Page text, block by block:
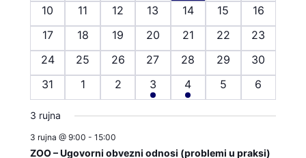
0
događaji
10
0
događaji
11
0
događaji
12
0
događaji
13
0
događaji
14
0
događaji
15
0
događaji
16
0
događaji
17
0
događaji
18
0
događaji
19
0
događaji
20
0
događaji
21
0
događaji
22
0
događaji
23
0
događaji
24
0
događaji
25
0
događaji
26
0
događaji
27
0
događaji
28
0
događaji
29
0
događaji
30
0
događaji
31
0
događaji
1
0
događaji
2
1
događaj
3
5
događaji
4
0
događaji
5
0
događaji
6
3 rujna
3 rujna @ 9:00 - 15:00
ZOO – Ugovorni obvezni odnosi (problemi u praksi)